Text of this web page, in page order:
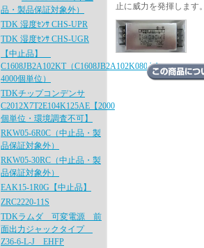
品・製品保証対象外）
TDK 湿度ｾﾝｻ CHS-UPR
TDK 湿度ｾﾝｻ CHS-UGR
【中止品】
C1608JB2A102KT（C1608JB2A102K080AA、
4000個単位）
TDKチップコンデンサ
C2012X7T2E104K125AE【2000
個単位・環境調査不可】
RKW05-6R0C（中止品・製
品保証対象外）
RKW05-30RC（中止品・製
品保証対象外）
EAK15-1R0G【中止品】
ZRC2220-11S
TDKラムダ 可変電源 前
面出力ジャックタイプ
Z36-6-L-J EHFP
止に威力を発揮します。